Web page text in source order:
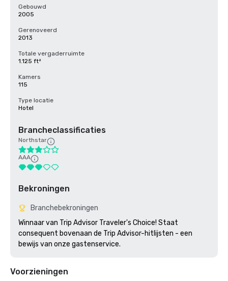
Gebouwd
2005
Gerenoveerd
2013
Totale vergaderruimte
1.125 ft²
Kamers
115
Type locatie
Hotel
Brancheclassificaties
Northstar
AAA
Bekroningen
Branchebekroningen
Winnaar van Trip Advisor Traveler's Choice! Staat
consequent bovenaan de Trip Advisor-hitlijsten - een
bewijs van onze gastenservice.
Voorzieningen